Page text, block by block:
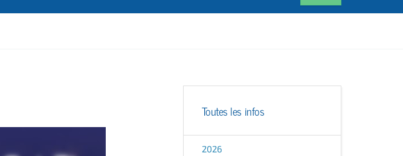
Toutes les infos
2026